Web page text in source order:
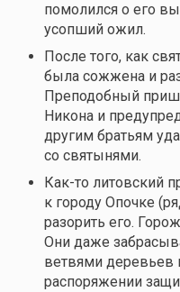
помолился о его
усопший ожил.
После того, как
была сожжена и
Преподобный
Никона и
другим братьям
со святынями.
Как-то литовский
к городу Опочке
разорить его.
Они даже
ветвями деревьев
распоряжении